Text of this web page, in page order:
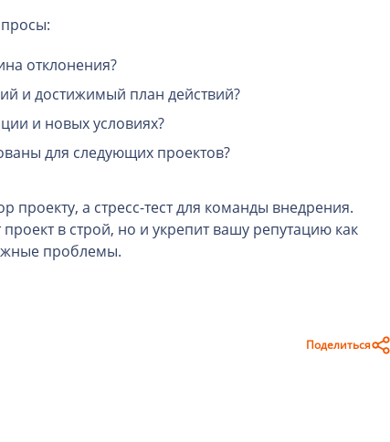
отклонения?
и достижимый план действий?
и новых условиях?
для следующих проектов?
проекту, а стресс-тест для команды внедрения.
в строй, но и укрепит вашу репутацию как
проблемы.
Поделиться